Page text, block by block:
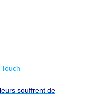
souffrent de